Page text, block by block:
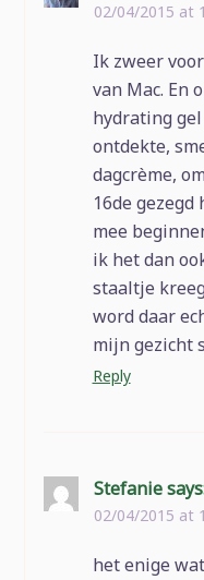
02/04/2015 at
Ik zweer
van Mac. En
hydrating gel
ontdekte,
dagcrème,
16de
mee
ik het dan
staaltje
word daar
mijn gezicht
Reply
Stefanie
02/04/2015 at
het enige